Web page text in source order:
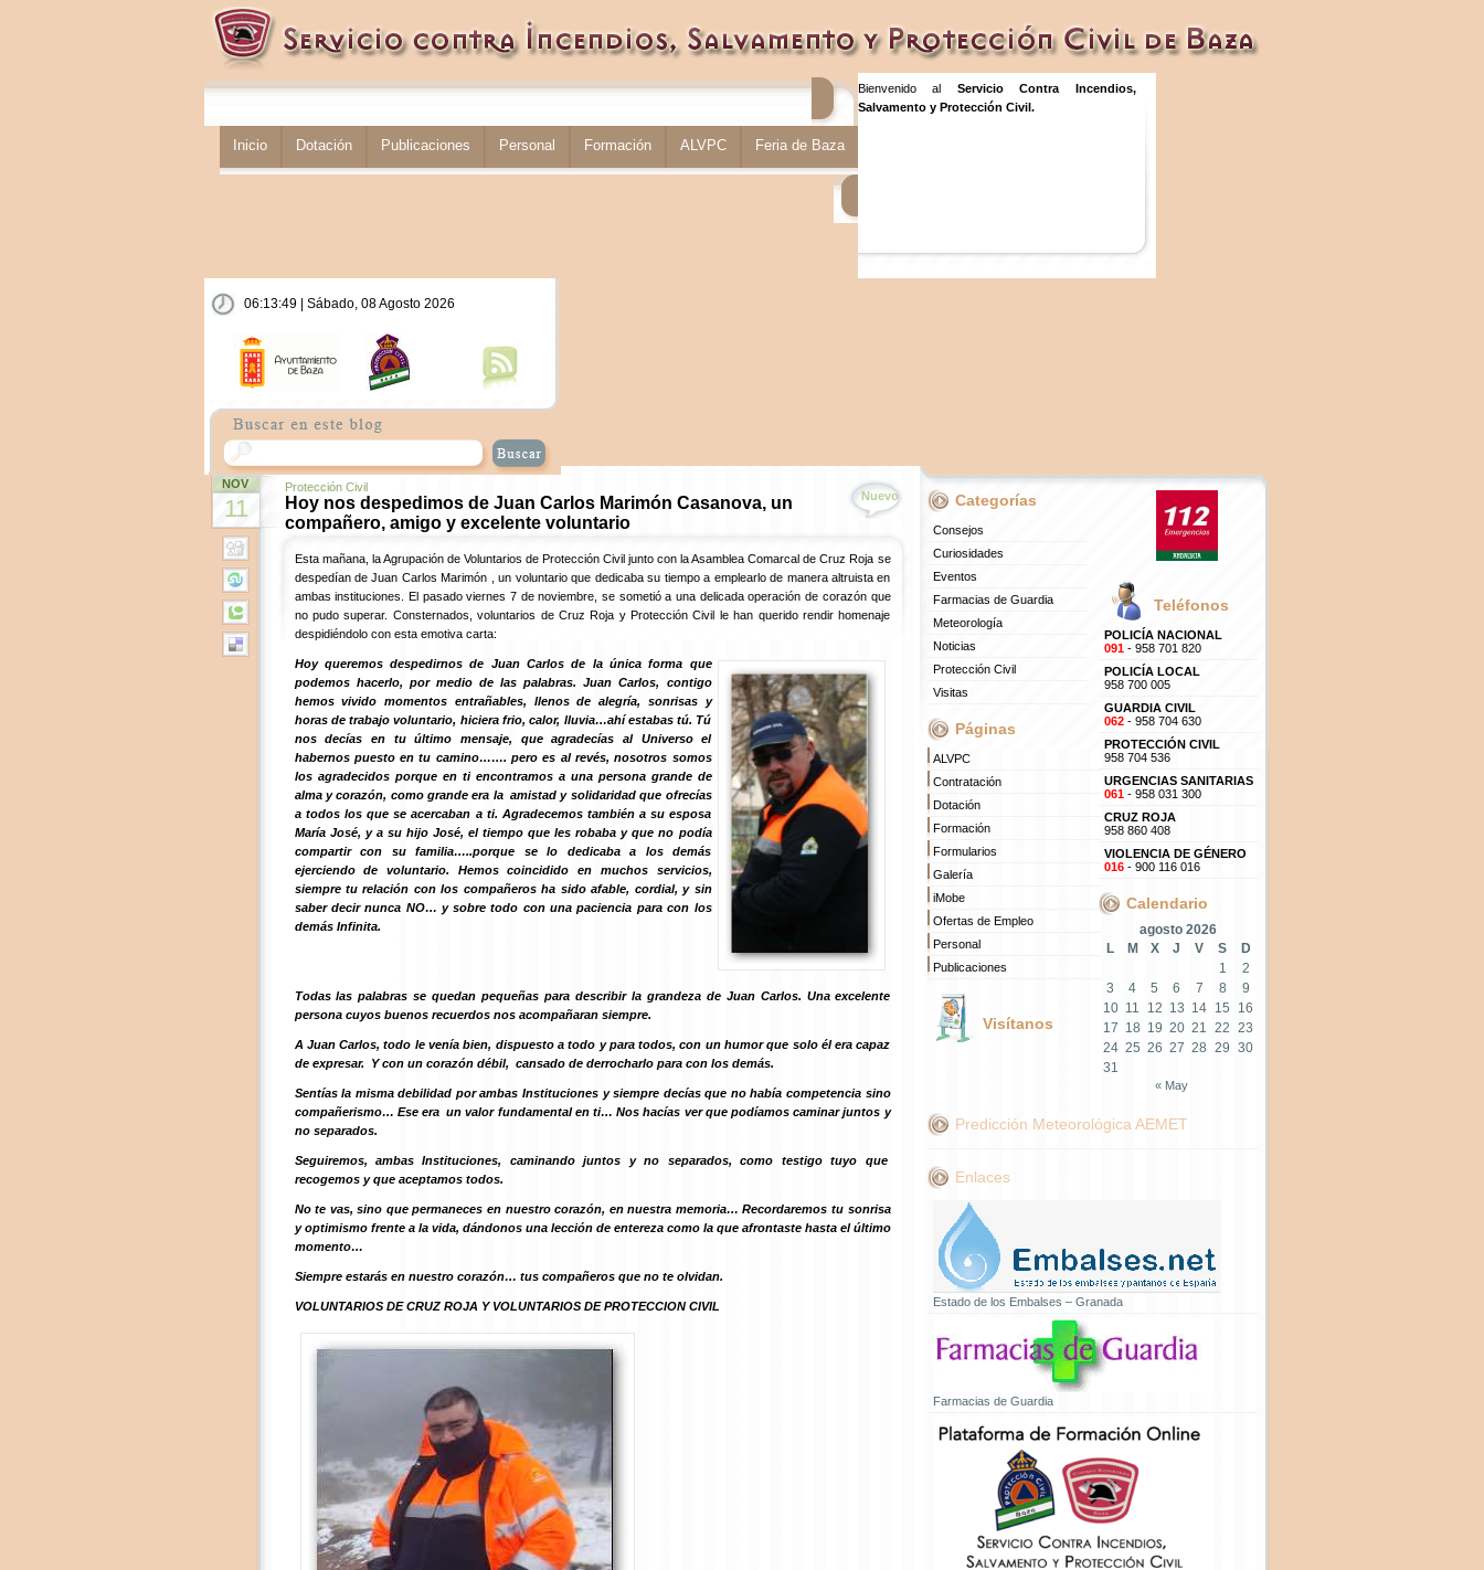
Inicio Dotación Publicaciones Personal Formación ALVPC Feria de Baza
Bienvenido al Servicio Contra Incendios,
Salvamento y Protección Civil.
06:13:50 | Sábado, 08 Agosto 2026
NOV
11
Protección Civil
Hoy nos despedimos de Juan Carlos Marimón Casanova, un
compañero, amigo y excelente voluntario
Nuevo
Esta mañana, la Agrupación de Voluntarios de Protección Civil junto con la Asamblea Comarcal de Cruz Roja se
despedían de Juan Carlos Marimón , un voluntario que dedicaba su tiempo a emplearlo de manera altruista en
ambas instituciones. El pasado viernes 7 de noviembre, se sometió a una delicada operación de corazón que
no pudo superar. Consternados, voluntarios de Cruz Roja y Protección Civil le han querido rendir homenaje
despidiéndolo con esta emotiva carta:
Hoy queremos despedirnos de Juan Carlos de la única forma que
podemos hacerlo, por medio de las palabras.
Juan Carlos, contigo
hemos vivido momentos entrañables, llenos de alegría, sonrisas y
horas de trabajo voluntario, hiciera frio, calor, lluvia…ahí estabas tú. Tú
nos decías en tu último mensaje, que agradecías al Universo el
habernos puesto en tu camino……. pero es al revés, nosotros somos
los agradecidos porque en ti encontramos a una persona grande de
alma y corazón, como grande era la amistad y solidaridad que ofrecías
a todos los que se acercaban a ti. Agradecemos también a su esposa
María José, y a su hijo José, el tiempo que les robaba y que no podía
compartir con su familia…..porque se lo dedicaba a los demás
ejerciendo de voluntario. Hemos coincidido en muchos servicios,
siempre tu relación con los compañeros ha sido afable, cordial, y sin
saber decir nunca NO… y sobre todo con una paciencia para con los
demás Infinita.
Todas las palabras se quedan pequeñas para describir la grandeza de Juan Carlos. Una excelente
persona cuyos buenos recuerdos nos acompañaran siempre.
A Juan Carlos, todo le venía bien, dispuesto a todo y para todos, con un humor que solo él era capaz
de expresar. Y con un corazón débil, cansado de derrocharlo para con los demás.
Sentías la misma debilidad por ambas Instituciones y siempre decías que no había competencia sino
compañerismo… Ese era un valor fundamental en ti… Nos hacías ver que podíamos caminar juntos y
no separados.
Seguiremos, ambas Instituciones, caminando juntos y no separados, como testigo tuyo que
recogemos y que aceptamos todos.
No te vas, sino que permaneces en nuestro corazón, en nuestra memoria… Recordaremos tu sonrisa
y optimismo frente a la vida, dándonos una lección de entereza como la que afrontaste hasta el último
momento…
Siempre estarás en nuestro corazón… tus compañeros que no te olvidan.
VOLUNTARIOS DE CRUZ ROJA Y VOLUNTARIOS DE PROTECCION CIVIL
Categorías
Consejos
Curiosidades
Eventos
Farmacias de Guardia
Meteorología
Noticias
Protección Civil
Visitas
Páginas
ALVPC
Contratación
Dotación
Formación
Formularios
Galería
iMobe
Ofertas de Empleo
Personal
Publicaciones
Visítanos
Teléfonos
POLICÍA NACIONAL
091- 958 701 820
POLICÍA LOCAL
958 700 005
GUARDIA CIVIL
062- 958 704 630
PROTECCIÓN CIVIL
958 704 536
URGENCIAS SANITARIAS
061- 958 031 300
CRUZ ROJA
958 860 408
VIOLENCIA DE GÉNERO
016- 900 116 016
Calendario
agosto 2026
L
M X J V S
D
1
2
3
4 5 6 7 8
9
10 11 12 13 14 15
16
17 18 19 20 21 22 23
24 25 26 27 28 29 30
31
« May
Predicción Meteorológica AEMET
Enlaces
Estado de los Embalses – Granada
Farmacias de Guardia